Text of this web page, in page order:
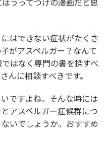
はできない症状がたくさ
がアスペルガー？なんて
はなく専門の書を探すべ
んに相談すべきです。
ですよね。そんな時には
アスペルガー症候群につ
いでしょうか。おすすめ